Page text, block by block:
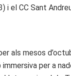
i el CC Sant
als mesos
immersiva per a